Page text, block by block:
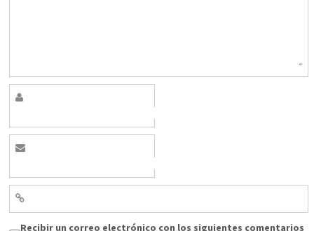
Recibir un correo electrónico con los siguientes comentarios